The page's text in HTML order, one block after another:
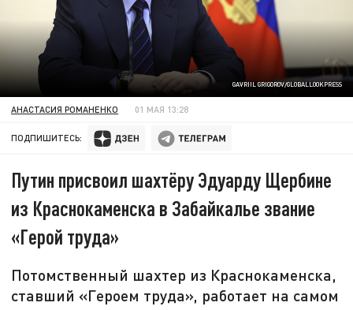
GAVRIIL GRIGOROV/GLOBALLOOKPRESS
АНАСТАСИЯ РОМАНЕНКО 01 МАЯ 13:28
ПОДПИШИТЕСЬ:
Путин присвоил шахтёру Эдуарду Щербине
из Краснокаменска в Забайкалье звание
«Герой труда»
Потомственный шахтер из Краснокаменска,
ставший «Героем труда», работает на самом